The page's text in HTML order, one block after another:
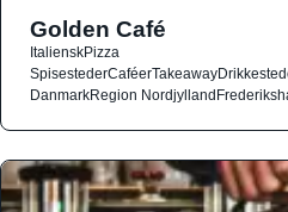
Golden Café
ItalienskPizza
SpisestederCaféerTakeaway
DanmarkRegion Nordjylland